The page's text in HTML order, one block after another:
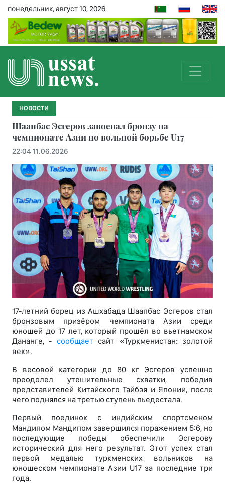
понедельник, август 10, 2026
НОВОСТИ
Шаапбас Эсгеров завоевал бронзу на
чемпионате Азии по вольной борьбе U17
22:04 11.06.2026
17-летний борец из Ашхабада Шаапбас Эсгеров стал
бронзовым призёром чемпионата Азии среди
юношей до 17 лет, который прошёл во вьетнамском
Дананге, - сообщаетсайт «Туркменистан: золотой
век».
В весовой категории до 80 кг Эсгеров успешно
преодолел утешительные схватки, победив
представителей Китайского Тайбэя и Японии, после
чего поднялся на третью ступень пьедестала.
Первый поединок с индийским спортсменом
Мандипом Мандипом завершился поражением 5:6, но
последующие победы обеспечили Эсгерову
исторический для него результат. Этот успех стал
первой медалью туркменских вольников на
юношеском чемпионате Азии U17 за последние три
года.